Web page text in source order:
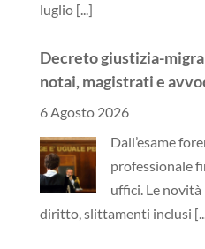
luglio [...]
Decreto giustizia-
notai, magistrati e
6 Agosto 2026
Dall’esame
professionale
uffici. Le
diritto, slittamenti inclusi